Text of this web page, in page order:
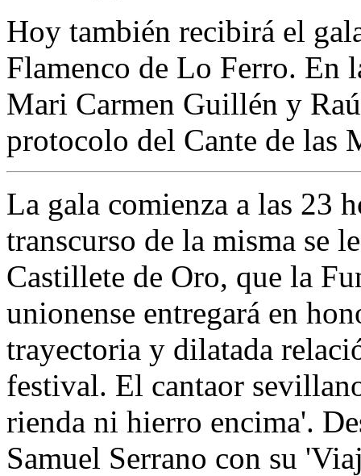
Hoy también recibirá el
Flamenco de Lo Ferro. En
Mari Carmen Guillén y
protocolo del Cante de las
La gala comienza a las 23
transcurso de la misma se
Castillete de Oro, que la
unionense entregará en
trayectoria y dilatada
festival. El cantaor
rienda ni hierro encima'.
Samuel Serrano con su